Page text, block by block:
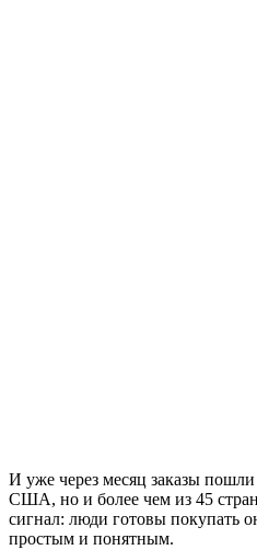
И уже через месяц заказы пошли
США, но и более чем из 45
сигнал: люди готовы покупать
простым и понятным.